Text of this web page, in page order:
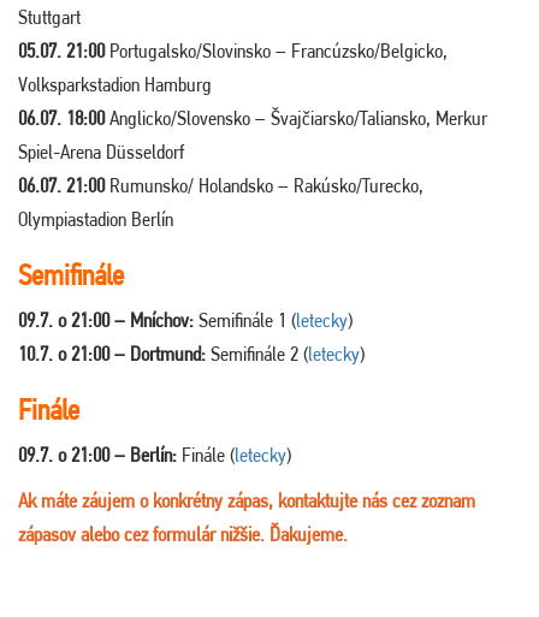
Stuttgart
05.07. 21:00Portugalsko/Slovinsko – Francúzsko/Belgicko,
Volksparkstadion Hamburg
06.07. 18:00Anglicko/Slovensko – Švajčiarsko/Taliansko, Merkur
Spiel-Arena Düsseldorf
06.07. 21:00Rumunsko/ Holandsko – Rakúsko/Turecko,
Olympiastadion Berlín
Semifinále
09.7. o 21:00 – Mníchov: Semifinále 1 (letecky)
10.7. o 21:00 – Dortmund: Semifinále 2 (letecky)
Finále
09.7. o 21:00 – Berlín: Finále (letecky)
Ak máte záujem o konkrétny zápas, kontaktujte nás cez zoznam
zápasov alebo cez formulár nižšie. Ďakujeme.